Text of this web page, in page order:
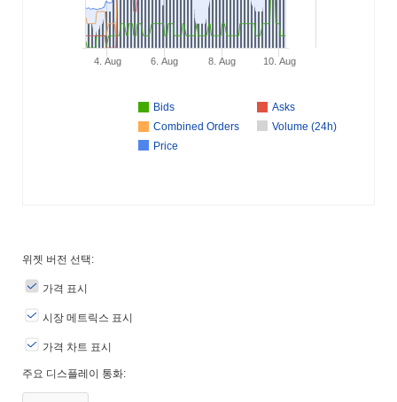
Bids
Asks
Combined Orders
Volume (24h)
Price
4. Aug 6. Aug 8. Aug 10. Aug
위젯 버전 선택:
가격 표시
시장 메트릭스 표시
가격 차트 표시
주요 디스플레이 통화: